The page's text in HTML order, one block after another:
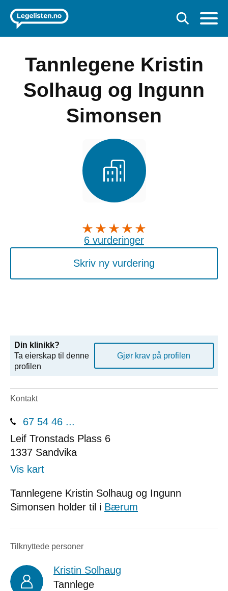
Tannlegene Kristin
Solhaug og Ingunn
Simonsen
6 vurderinger
Skriv ny vurdering
Din klinikk?
Ta eierskap til denne
profilen
Gjør krav på profilen
Kontakt
67 54 46 ...
Leif Tronstads Plass 6
1337 Sandvika
Vis kart
Tannlegene Kristin Solhaug og Ingunn
Simonsen holder til i Bærum
Tilknyttede personer
Kristin Solhaug
Tannlege